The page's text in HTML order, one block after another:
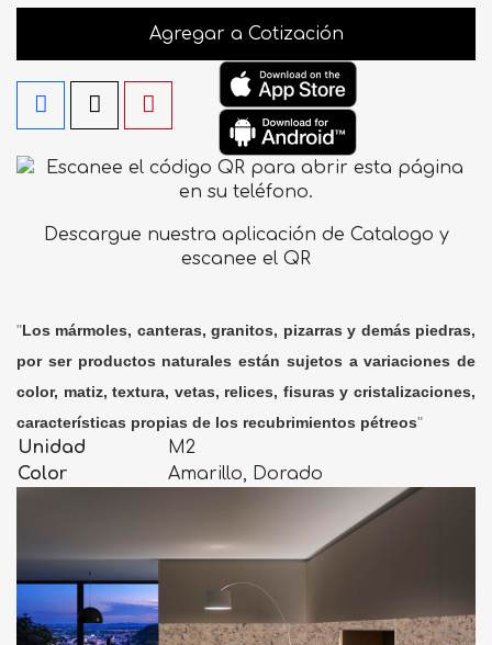
Agregar a Cotización
Descargue nuestra aplicación de Catalogo y
escanee el QR
"Los mármoles, canteras, granitos, pizarras y demás piedras,
por ser productos naturales están sujetos a variaciones de
color, matiz, textura, vetas, relices, fisuras y cristalizaciones,
características propias de los recubrimientos pétreos"
Unidad
M2
Color
Amarillo, Dorado